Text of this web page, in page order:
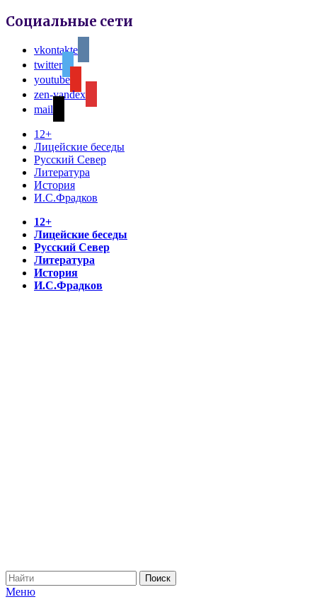
Социальные сети
vkontakte
twitter
youtube
zen-yandex
mail
12+
Лицейские беседы
Русский Север
Литература
История
И.С.Фрадков
12+
Лицейские беседы
Русский Север
Литература
История
И.С.Фрадков
Меню